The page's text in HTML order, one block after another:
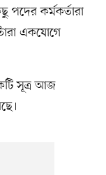
পদের কর্মকর্তারা
একযোগে
সূত্র আজ